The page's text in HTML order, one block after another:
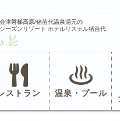
津磐梯高原/猪苗代温泉湯元の
ーズンリゾート ホテルリステル猪苗代
ストラン 温泉・プール